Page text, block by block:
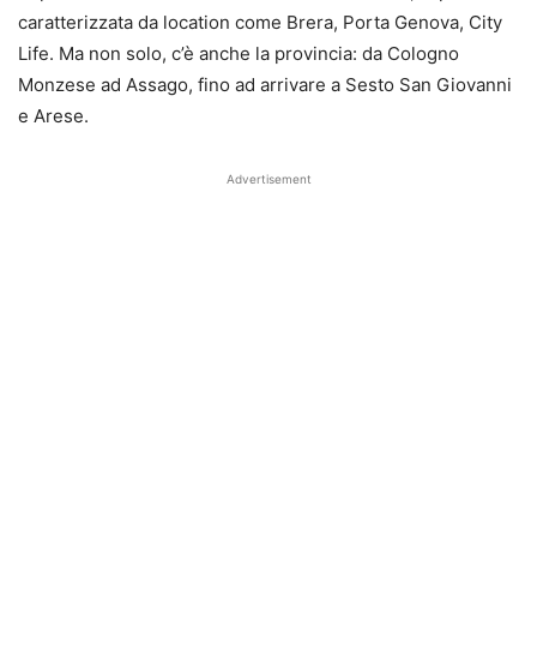
caratterizzata da location come Brera, Porta Genova, City
Life. Ma non solo, c’è anche la provincia: da Cologno
Monzese ad Assago, fino ad arrivare a Sesto San Giovanni
e Arese.
Advertisement